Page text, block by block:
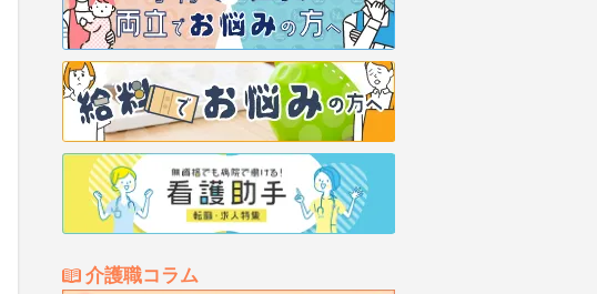
介護職コラム